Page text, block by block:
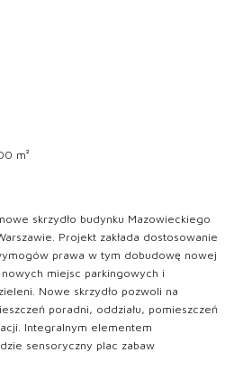
m²
skrzydło budynku Mazowieckiego
Projekt zakłada dostosowanie
prawa w tym dobudowę nowej
miejsc parkingowych i
Nowe skrzydło pozwoli na
poradni, oddziału, pomieszczeń
Integralnym elementem
sensoryczny plac zabaw